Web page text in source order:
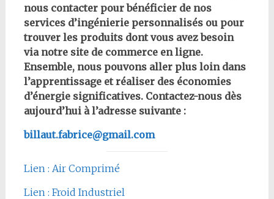
nous contacter pour bénéficier de nos
services d’ingénierie personnalisés ou pour
trouver les produits dont vous avez besoin
via notre site de commerce en ligne.
Ensemble, nous pouvons aller plus loin dans
l’apprentissage et réaliser des économies
d’énergie significatives. Contactez-nous dès
aujourd’hui à l’adresse suivante :
billaut.fabrice@gmail.com
Lien : Air Comprimé
Lien : Froid Industriel